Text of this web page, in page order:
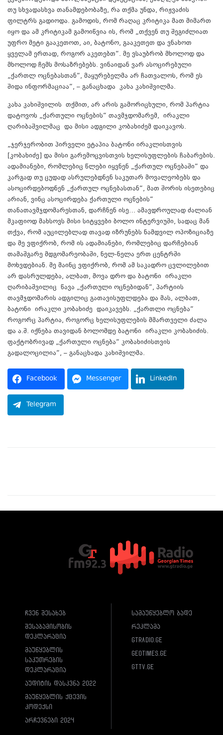
თუ სხვადასხვა თანამდებობაზე, რა თქმა უნდა, რიჟვაძის
ფილტრს გადიოდა. გამოდის, რომ რაღაც კრიტიკა მათ მიმართ
იყო და ამ კრიტიკამ გამოიწვია ის, რომ „თქვენ თუ შეგიძლიათ
უფრო მეტი გააკეთოთ, აი, ბატონო, გააკეთეთ და ვნახოთ
ყველამ ერთად, როგორ აკეთებთ“. მე ვსაუბრობ მხოლოდ და
მხოლოდ ჩემს მოსაზრებებს. ვინაიდან ვარ ასოცირებული
„ქართლ ოცნებასთან“, მაყურებელმა არ ჩათვალოს, რომ ეს
შიდა ინფორმაციაა“, – განაცხადა კახა კახიშვილმა.
კახა კახიშვილის თქმით, არ არის გამორიცხული, რომ პარტია
დატოვოს „ქართული ოცნების“ თავმჯდომარემ, ირაკლი
ღარიბაშვილმაც და მისი ადგილი კობახიძემ დაიკავოს.
„ჯერჯერობით პირველი ეტაპია ბატონი ირაკლისთვის
[კობახიძე] და მისი გარემოცვისთვის ხელისუფლების ჩაბარების.
ადამიანები, რომლებიც წლები იყვნენ „ქართულ ოცნებაში“ და
კარგად თუ ცუდად ასრულებდნენ საკუთარ მოვალეობებს და
ასოცირდებოდნენ „ქართულ ოცნებასთან“, მათ შორის ისეთებიც
არიან, ვინც ასოცირდება ქართული ოცნების“
თანათავმჯდომარესთან, დარჩნენ ისე… ამავდროულად ძალიან
მკაფიოდ მახსოვს მისი სიტყვები ბოლო ინტერვიუში, სადაც მან
თქვა, რომ აუცილებლად თავად იზრუნებს ნამდვილ ოპოზიციაზე
და მე ვფიქრობ, რომ ის ადამიანები, რომლებიც დარჩებიან
თამაშგარე მდგომარეობაში, ნელ-ნელა ერთ ცენტრში
მოხვდებიან. მე მაინც ვფიქრობ, რომ ამ საკადრო ცვლილებით
არ დასრულდება, ალბათ, მოვა დრო და ბატონი ირაკლი
ღარიბაშვილიც წავა „ქართული ოცნებიდან“, პარტიის
თავმჯდომარის ადგილიც გათავისუფლდება და მას, ალბათ,
ბატონი ირაკლი კობახიძე დაიკავებს. „ქართლი ოცნება“
როგორც პარტია, როგორც ხელისუფლების მმართველი ძალა
და ა.შ. იქნება თავიდან ბოლომდე ბატონი ირაკლი კობახიძის.
ფაქტობრივად „ქართული ოცნება“ კობახიძისთვის
გადალოცილია“, – განაცხადა კახიშვილმა.
Facebook Messenger LinkedIn
Telegram
ჩვენ შესახებ
შესაბამისობის
დეკლარაცია
მაუწყებლის
საკუთრების
დეკლარაცია
აუდიტის დასკვნა 2022
მაუწყებლის ქცევის
კოდექსი
არჩევნები 2024
სამაუწყებლო ბადე
რეკლამა
gtradio.ge
geotimes.ge
gttv.ge